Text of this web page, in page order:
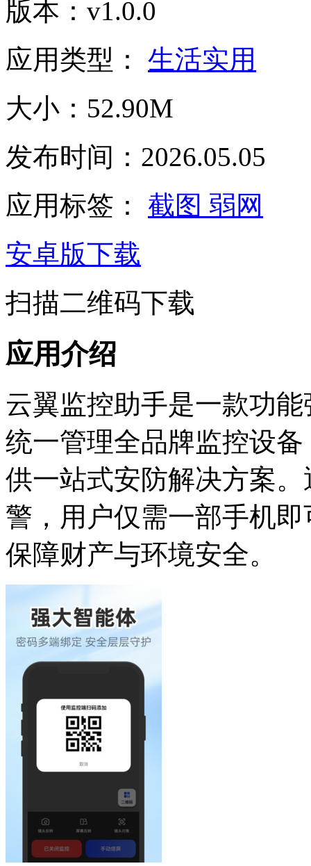
版本：v1.0.0
应用类型： 生活实用
大小：52.90M
发布时间：2026.05.05
应用标签： 截图 弱网
安卓版下载
扫描二维码下载
应用介绍
云翼监控助手是一款功
统一管理全品牌监控设
供一站式安防解决方案
警，用户仅需一部手机
保障财产与环境安全。